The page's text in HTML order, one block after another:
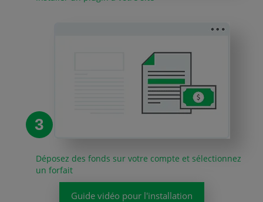
3
Déposez des fonds sur votre compte et sélectionnez
un forfait
Guide vidéo pour l'installation